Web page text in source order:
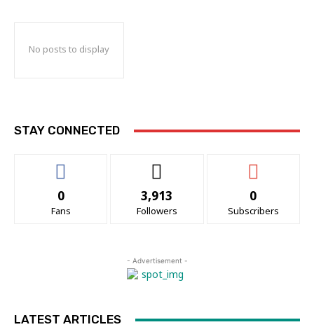
No posts to display
STAY CONNECTED
0
Fans
3,913
Followers
0
Subscribers
- Advertisement -
LATEST ARTICLES